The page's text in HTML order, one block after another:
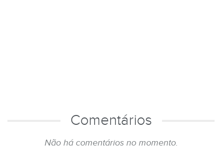
Comentários
Não há comentários no momento.